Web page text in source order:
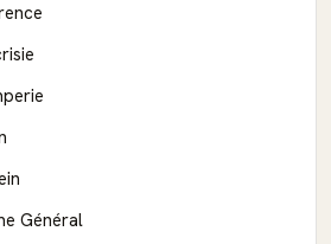
Général